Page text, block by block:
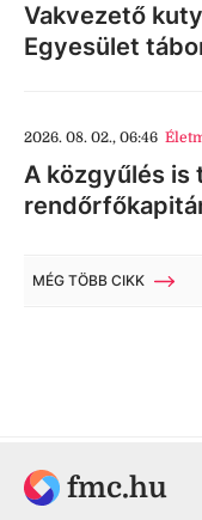
Vakvezető
Egyesület
2026. 08. 02., 06:46
A közgyűlés is
MÉG TÖBB CIKK
fmc.hu